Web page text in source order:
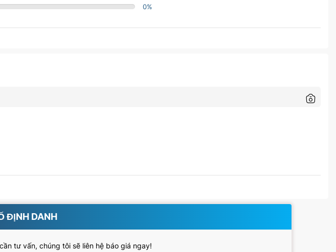
0%
ĐỊNH DANH
tư vấn, chúng tôi sẽ liên hệ báo giá ngay!